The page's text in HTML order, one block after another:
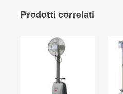
Prodotti correlati